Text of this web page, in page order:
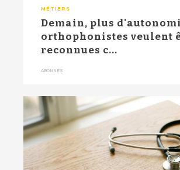
MÉTIERS
Demain, plus
orthophonistes veulent
reconnues c...
ABONNÉS